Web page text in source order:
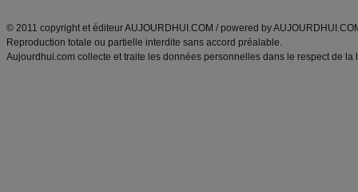
© 2011 copyright et éditeur AUJOURDHUI.COM / powered by
Reproduction totale ou partielle interdite sans accord préalable.
Aujourdhui.com collecte et traite les données personnelles dans le respect de